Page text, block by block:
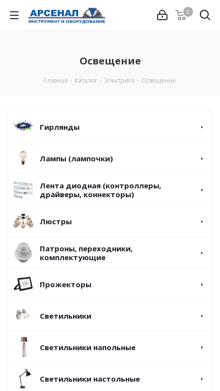
0
Освещение
Главная - Каталог - Электрика - Освещение
Гирлянды
Лампы (лампочки)
Лента диодная (контроллеры,
драйверы, коннекторы)
Люстры
Патроны, переходники,
комплектующие
Прожекторы
Светильники
Светильники напольные
Светильники настольные